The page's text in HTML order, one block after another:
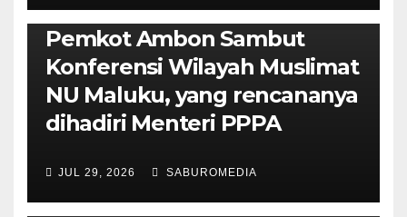
POLITIK & PEMERINTAHAN
Pemkot Ambon Sambut
Konferensi Wilayah Muslimat
NU Maluku, yang rencananya
dihadiri Menteri PPPA
JUL 29, 2026 SABUROMEDIA
AMBON METRO POLITIK & PEMERINTAHAN